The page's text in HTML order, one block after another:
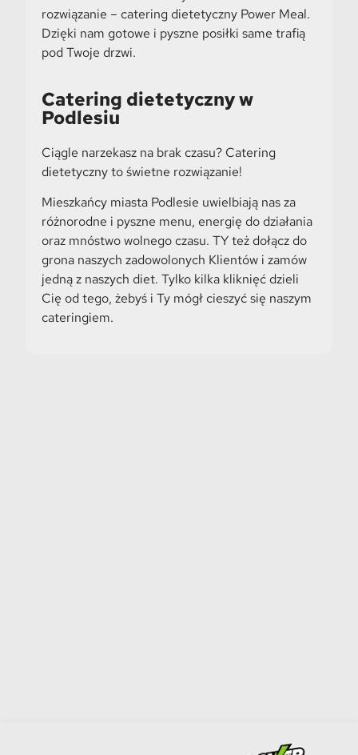
rozwiązanie – catering dietetyczny Power Meal.
Dzięki nam gotowe i pyszne posiłki same trafią
pod Twoje drzwi.
Catering dietetyczny w
Podlesiu
Ciągle narzekasz na brak czasu? Catering
dietetyczny to świetne rozwiązanie!
Mieszkańcy miasta Podlesie uwielbiają nas za
różnorodne i pyszne menu, energię do działania
oraz mnóstwo wolnego czasu. TY też dołącz do
grona naszych zadowolonych Klientów i zamów
jedną z naszych diet. Tylko kilka kliknięć dzieli
Cię od tego, żebyś i Ty mógł cieszyć się naszym
cateringiem.